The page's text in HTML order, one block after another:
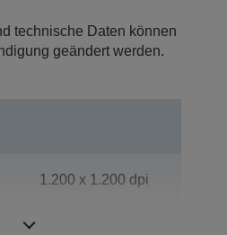
technische Daten können
geändert werden.
1.200 x 1.200 dpi